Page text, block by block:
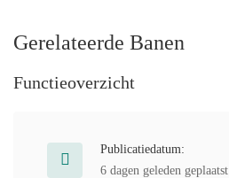
Gerelateerde Banen
Functieoverzicht
Publicatiedatum:
6 dagen geleden geplaatst